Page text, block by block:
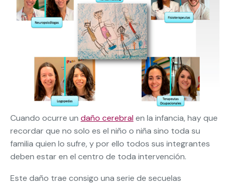
Cuando ocurre un daño cerebral en la infancia, hay que
recordar que no solo es el niño o niña sino toda su
familia quien lo sufre, y por ello todos sus integrantes
deben estar en el centro de toda intervención.
Este daño trae consigo una serie de secuelas